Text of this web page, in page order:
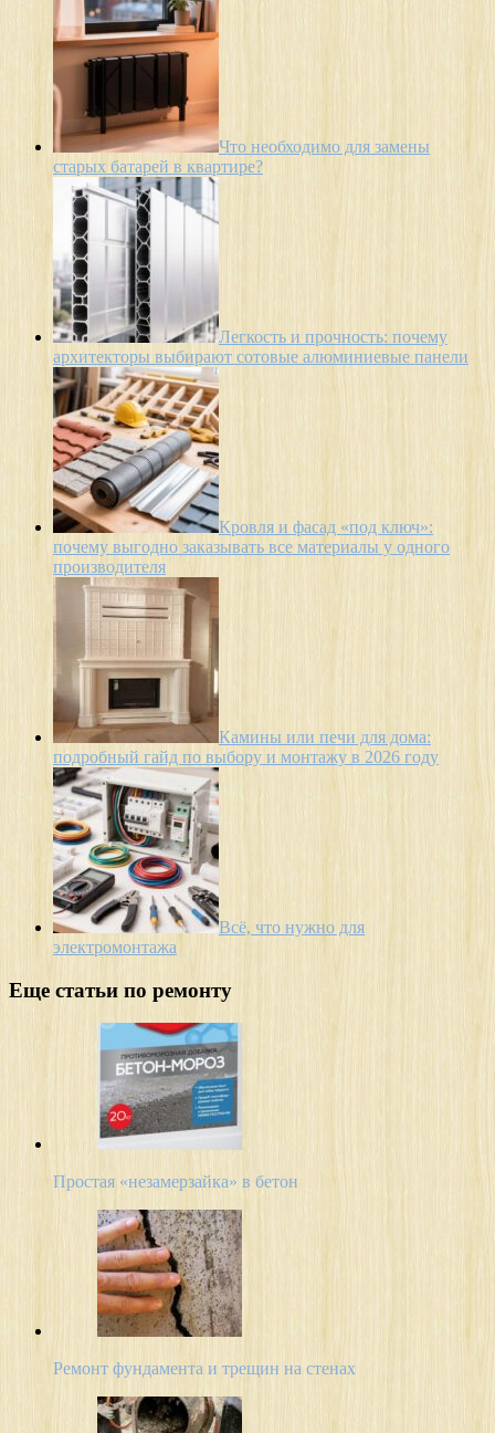
Что необходимо для замены
старых батарей в квартире?
Легкость и прочность: почему
архитекторы выбирают сотовые алюминиевые панели
Кровля и фасад «под ключ»:
почему выгодно заказывать все материалы у одного
производителя
Камины или печи для дома:
подробный гайд по выбору и монтажу в 2026 году
Всё, что нужно для
электромонтажа
Еще статьи по ремонту
Простая «незамерзайка» в бетон
Ремонт фундамента и трещин на стенах